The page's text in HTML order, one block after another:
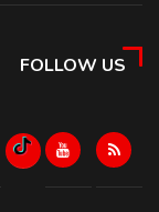
FOLLOW US